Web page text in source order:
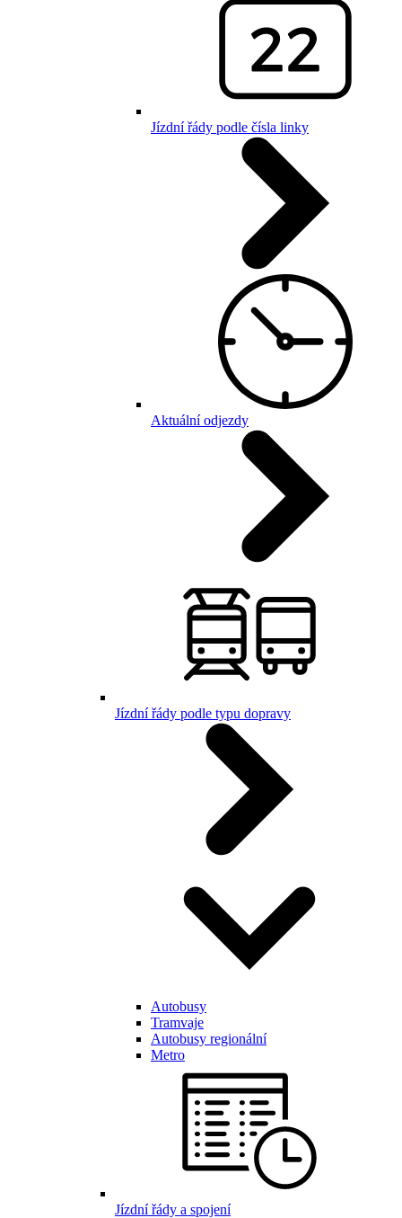
Jízdní řády podle čísla linky
Aktuální odjezdy
Jízdní řády podle typu dopravy
Autobusy
Tramvaje
Autobusy regionální
Metro
Jízdní řády a spojení